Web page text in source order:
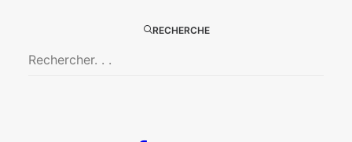
RECHERCHE
Confidences d’un illusionniste